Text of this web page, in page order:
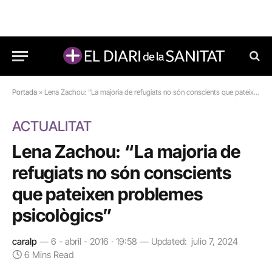
Portada » Lena Zachou: “La majoria de refugiats no són conscients que pateixen problemes psicològics”
ACTUALITAT
Lena Zachou: “La majoria de
refugiats no són conscients
que pateixen problemes
psicològics”
caralp 6 - abril - 2016 · 19:58 Updated: julio 7, 2024
6 Mins Read